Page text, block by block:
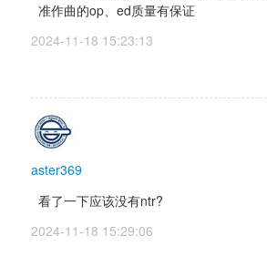
准作曲的op、ed质量有保证
2024-11-18 15:23:13
aster369
看了一下应该没有ntr?
2024-11-18 15:29:06